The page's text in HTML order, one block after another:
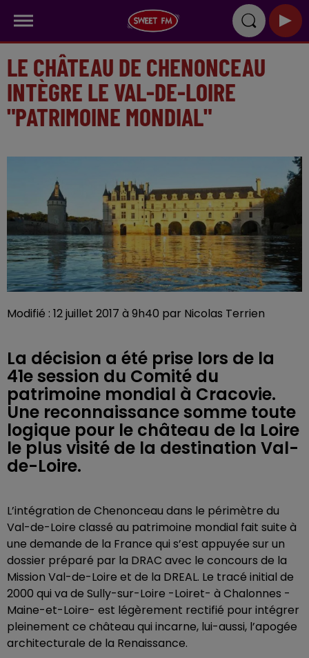
LE CHÂTEAU DE CHENONCEAU
INTÈGRE LE VAL-DE-LOIRE
"PATRIMOINE MONDIAL"
Modifié : 12 juillet 2017 à 9h40 par Nicolas Terrien
La décision a été prise lors de la
41e session du Comité du
patrimoine mondial à Cracovie.
Une reconnaissance somme toute
logique pour le château de la Loire
le plus visité de la destination Val-
de-Loire.
L’intégration de Chenonceau dans le périmètre du
Val-de-Loire classé au patrimoine mondial fait suite à
une demande de la France qui s’est appuyée sur un
dossier préparé par la DRAC avec le concours de la
Mission Val-de-Loire et de la DREAL. Le tracé initial de
2000 qui va de Sully-sur-Loire -Loiret- à Chalonnes -
Maine-et-Loire- est légèrement rectifié pour intégrer
pleinement ce château qui incarne, lui-aussi, l’apogée
architecturale de la Renaissance.